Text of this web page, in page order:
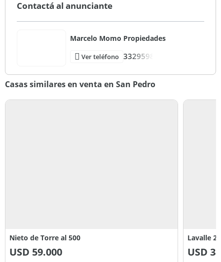
Contactá al anunciante
Marcelo Momo Propiedades
Ver teléfono 3329598
Casas similares en venta en San Pedro
Nieto de Torre al 500
USD 59.000
Lavalle
USD